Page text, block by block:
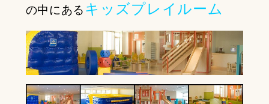
の中にある キッズプレイルーム